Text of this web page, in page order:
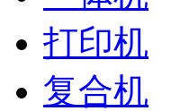
打印机
复合机